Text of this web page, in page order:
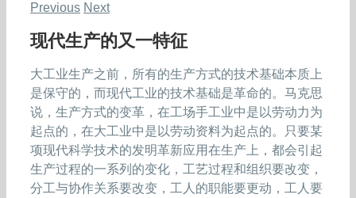
Previous Next
现代生产的又一特征
大工业生产之前，所有的生产方式的技术基础本质上
是保守的，而现代工业的技术基础是革命的。马克思
说，生产方式的变革，在工场手工业中是以劳动力为
起点的，在大工业中是以劳动资料为起点的。只要某
项现代科学技术的发明革新应用在生产上，都会引起
生产过程的一系列的变化，工艺过程和组织要改变，
分工与协作关系要改变，工人的职能要更动，工人要